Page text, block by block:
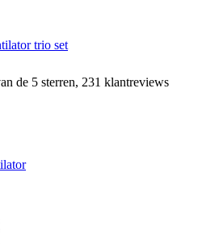
trio set
de 5 sterren, 231 klantreviews